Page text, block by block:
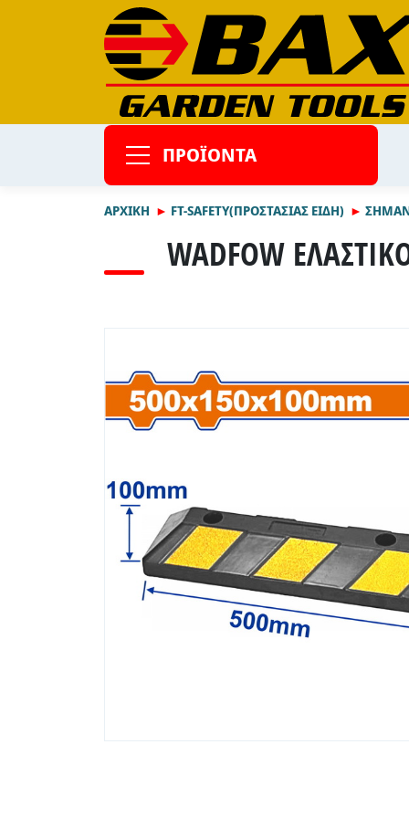
ΠΡΟΪΟΝΤΑ
ΑΡΧΙΚΉ FT-SAFETY(ΠΡΟΣΤΑΣΙΑΣ ΕΙΔΗ)
WADFOW